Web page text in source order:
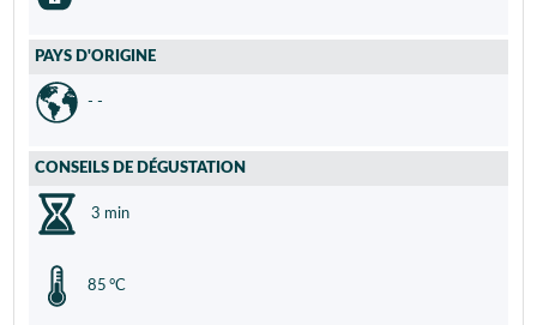
PAYS D'ORIGINE
- -
CONSEILS DE DÉGUSTATION
3 min
85 °C